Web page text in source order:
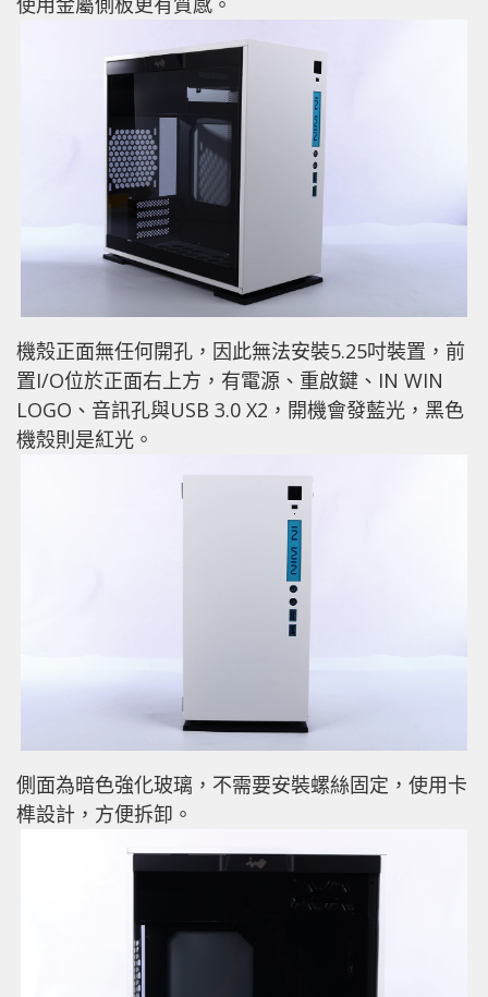
機殼正面無任何開孔，因此無法安裝5.25吋裝置，前
置I/O位於正面右上方，有電源、重啟鍵、IN WIN
LOGO、音訊孔與USB 3.0 X2，開機會發藍光，黑色
機殼則是紅光。
側面為暗色強化玻璃，不需要安裝螺絲固定，使用卡
榫設計，方便拆卸。